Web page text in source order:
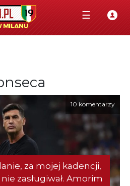
☰
10 komentarzy
za mojej kadencji,
zasługiwał. Amorim